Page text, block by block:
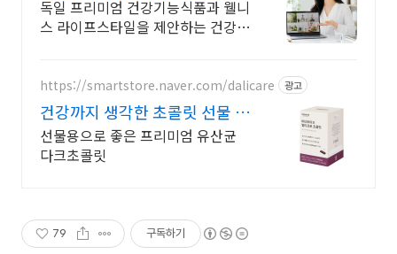
독일 프리미엄 건강기능식품과 웰니
스 라이프스타일을 제안하는 건강
https://smartstore.naver.com/dalicare 광고
건강까지 생각한 초콜릿 선물 특
별한 한입초콜릿
선물용으로 좋은 프리미엄 유산균
다크초콜릿
79 구독하기